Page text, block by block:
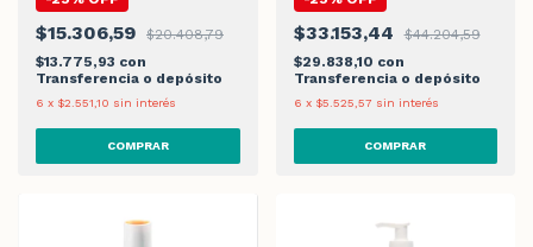
$15.306,59
$20.408,79
$13.775,93 con
Transferencia o depósito
6 x $2.551,10 sin interés
$33.153,44
$44.204,59
$29.838,10 con
Transferencia o depósito
6 x $5.525,57 sin interés